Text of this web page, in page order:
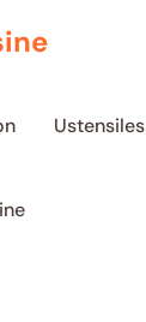
Ustensiles